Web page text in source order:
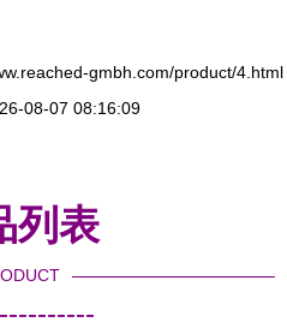
gmbh.com/product/4.html
08-07 08:16:09
列表